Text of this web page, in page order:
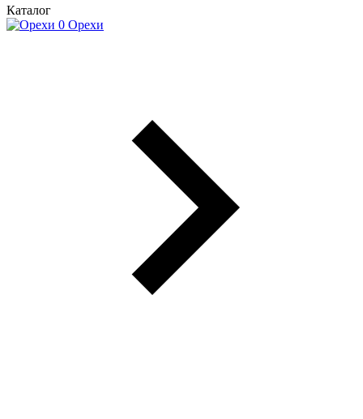
Каталог
Орехи